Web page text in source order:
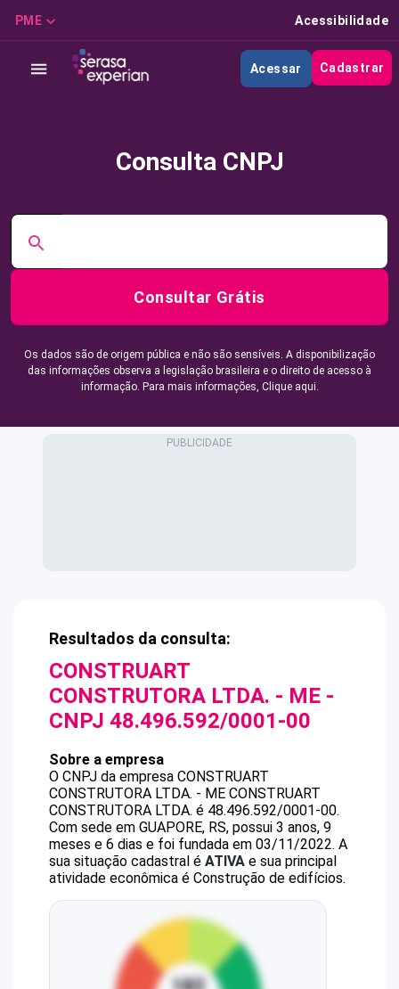
PME Acessibilidade
Acessar Cadastrar
Consulta CNPJ
Consultar Grátis
Os dados são de origem pública e não são sensíveis. A disponibilização
das informações observa a legislação brasileira e o direito de acesso à
informação. Para mais informações, Clique aqui.
Resultados da consulta:
CONSTRUART
CONSTRUTORA LTDA. - ME -
CNPJ 48.496.592/0001-00
Sobre a empresa
O CNPJ da empresa CONSTRUART
CONSTRUTORA LTDA. - ME CONSTRUART
CONSTRUTORA LTDA. é 48.496.592/0001-00.
Com sede em GUAPORE, RS, possui 3 anos, 9
meses e 6 dias e foi fundada em 03/11/2022. A
sua situação cadastral é ATIVA e sua principal
atividade econômica é Construção de edifícios.